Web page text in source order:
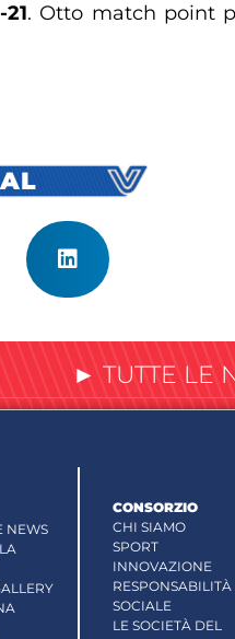
21. Otto match point
► TUTTE LE
NEWS
CONSORZIO
CHI SIAMO
SPORT
INNOVAZIONE
RESPONSABILITÀ
SOCIALE
LE SOCIETÀ DEL